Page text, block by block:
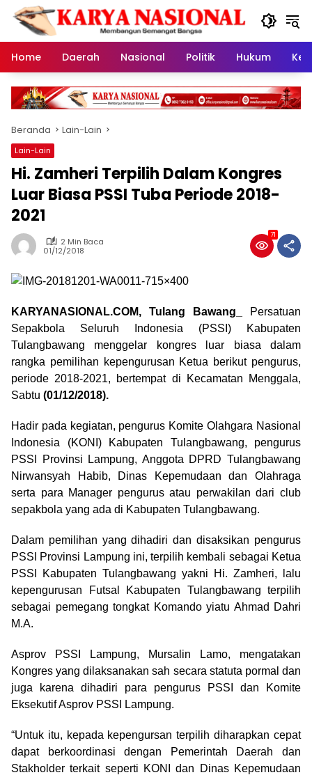
Langsung
konten
Home
Daerah Nasional Politik Hukum
Beranda Lain-Lain
Lain-Lain
Hi. Zamheri Terpilih Dalam Kongres
Luar Biasa PSSI Tuba Periode 2018-
2021
2 Min Baca
01/12/2018
71
KARYANASIONAL.COM, Tulang Bawang_
Persatuan
Sepakbola Seluruh Indonesia (PSSI) Kabupaten
Tulangbawang menggelar kongres luar biasa dalam
rangka pemilihan kepengurusan Ketua berikut pengurus,
periode 2018-2021, bertempat di Kecamatan Menggala,
Sabtu (01/12/2018).
Hadir pada kegiatan, pengurus Komite Olahgara Nasional
Indonesia (KONI) Kabupaten Tulangbawang, pengurus
PSSI Provinsi Lampung, Anggota DPRD Tulangbawang
Nirwansyah Habib, Dinas Kepemudaan dan Olahraga
serta para Manager pengurus atau perwakilan dari club
sepakbola yang ada di Kabupaten Tulangbawang.
Dalam pemilihan yang dihadiri dan disaksikan pengurus
PSSI Provinsi Lampung ini, terpilih kembali sebagai Ketua
PSSI Kabupaten Tulangbawang yakni Hi. Zamheri, lalu
kepengurusan Futsal Kabupaten Tulangbawang terpilih
sebagai pemegang tongkat Komando yiatu Ahmad Dahri
M.A.
Asprov PSSI Lampung, Mursalin Lamo, mengatakan
Kongres yang dilaksanakan sah secara statuta pormal dan
juga karena dihadiri para pengurus PSSI dan Komite
Eksekutif Asprov PSSI Lampung.
“Untuk itu, kepada kepengursan terpilih diharapkan cepat
dapat berkoordinasi dengan Pemerintah Daerah dan
Stakholder terkait seperti KONI dan Dinas Kepemudaan